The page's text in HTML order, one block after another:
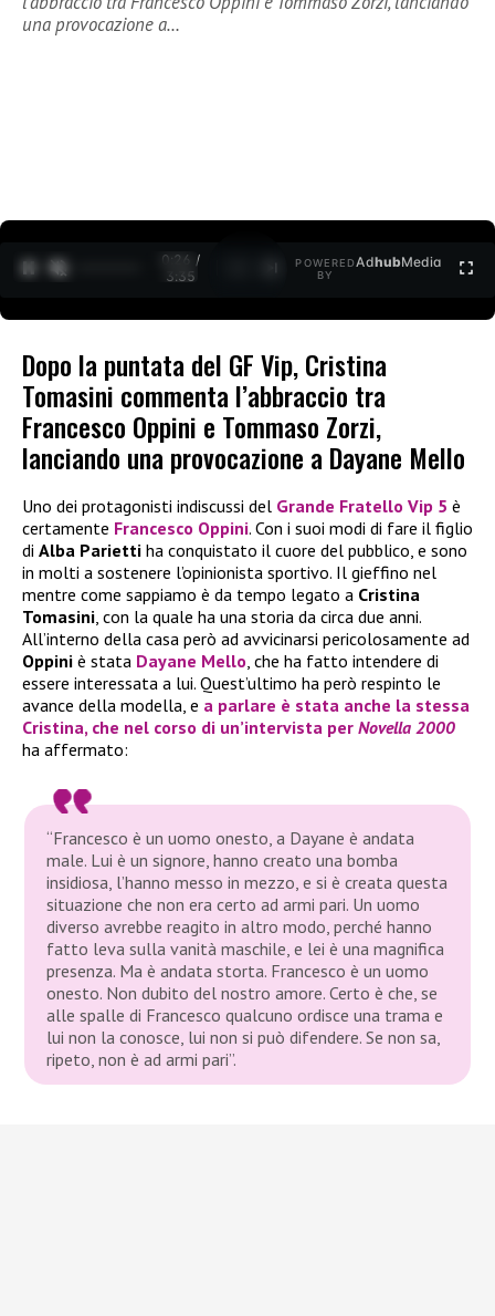
una provocazione a…
0:27 /
3:35
POWERED
BY
AdhubMedia
Dopo la puntata del GF Vip, Cristina
Tomasini commenta l’abbraccio tra
Francesco Oppini e Tommaso Zorzi,
lanciando una provocazione a Dayane Mello
Uno dei protagonisti indiscussi del Grande Fratello Vip 5 è
certamente Francesco Oppini. Con i suoi modi di fare il figlio
di Alba Parietti ha conquistato il cuore del pubblico, e sono
in molti a sostenere l’opinionista sportivo. Il gieffino nel
mentre come sappiamo è da tempo legato a Cristina
Tomasini, con la quale ha una storia da circa due anni.
All’interno della casa però ad avvicinarsi pericolosamente ad
Oppini è stata Dayane Mello, che ha fatto intendere di
essere interessata a lui. Quest’ultimo ha però respinto le
avance della modella, e a parlare è stata anche la stessa
Cristina, che nel corso di un’intervista per Novella 2000
ha affermato:
“Francesco è un uomo onesto, a Dayane è andata
male. Lui è un signore, hanno creato una bomba
insidiosa, l’hanno messo in mezzo, e si è creata questa
situazione che non era certo ad armi pari. Un uomo
diverso avrebbe reagito in altro modo, perché hanno
fatto leva sulla vanità maschile, e lei è una magnifica
presenza. Ma è andata storta. Francesco è un uomo
onesto. Non dubito del nostro amore. Certo è che, se
alle spalle di Francesco qualcuno ordisce una trama e
lui non la conosce, lui non si può difendere. Se non sa,
ripeto, non è ad armi pari”.